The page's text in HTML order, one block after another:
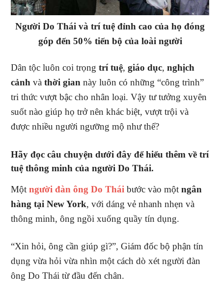
Người Do Thái và trí tuệ đỉnh cao của họ đóng
góp đến 50% tiến bộ của loài người
Dân tộc luôn coi trọngtrí tuệ,giáo dục,nghịch
cảnh vàthời gian này luôn có những “công trình”
tri thức vượt bậc cho nhân loại. Vậy tư tưởng xuyên
suốt nào giúp họ trở nên khác biệt, vượt trội và
được nhiều người ngưỡng mộ như thế?
Hãy đọc câu chuyện dưới đây để hiểu thêm về trí
tuệ thông minh của người Do Thái.
Mộtngười đàn ông Do Thái bước vào mộtngân
hàng tại New York, với dáng vẻ nhanh nhẹn và
thông minh, ông ngồi xuống quầy tín dụng.
“Xin hỏi, ông cần giúp gì?”, Giám đốc bộ phận tín
dụng vừa hỏi vừa nhìn một cách dò xét người đàn
ông Do Thái từ đầu đến chân.